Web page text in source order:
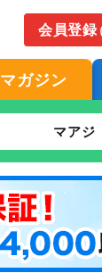
会員登録
マガジン
マアジ